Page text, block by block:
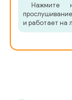
Нажмите
и работает на